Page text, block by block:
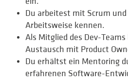
Du arbeitest mit Scrum
Arbeitsweise kennen.
Als Mitglied des Dev-
Austausch mit Product
Du erhältst ein Mentoring
erfahrenen Software-